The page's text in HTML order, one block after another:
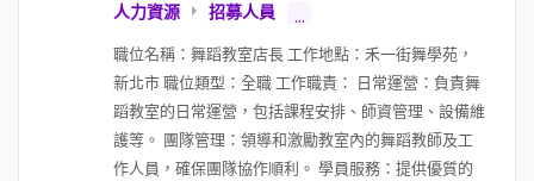
人力資源 招募人員 ...
職位名稱：舞蹈教室店長 工作地點：禾一街舞學苑，
新北市 職位類型：全職 工作職責： 日常運營：負責舞
蹈教室的日常運營，包括課程安排、師資管理、設備維
護等。 團隊管理：領導和激勵教室內的舞蹈教師及工
作人員，確保團隊協作順利。 學員服務：提供優質的